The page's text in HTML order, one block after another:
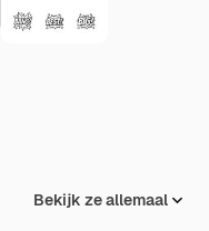
Bekijk ze allemaal